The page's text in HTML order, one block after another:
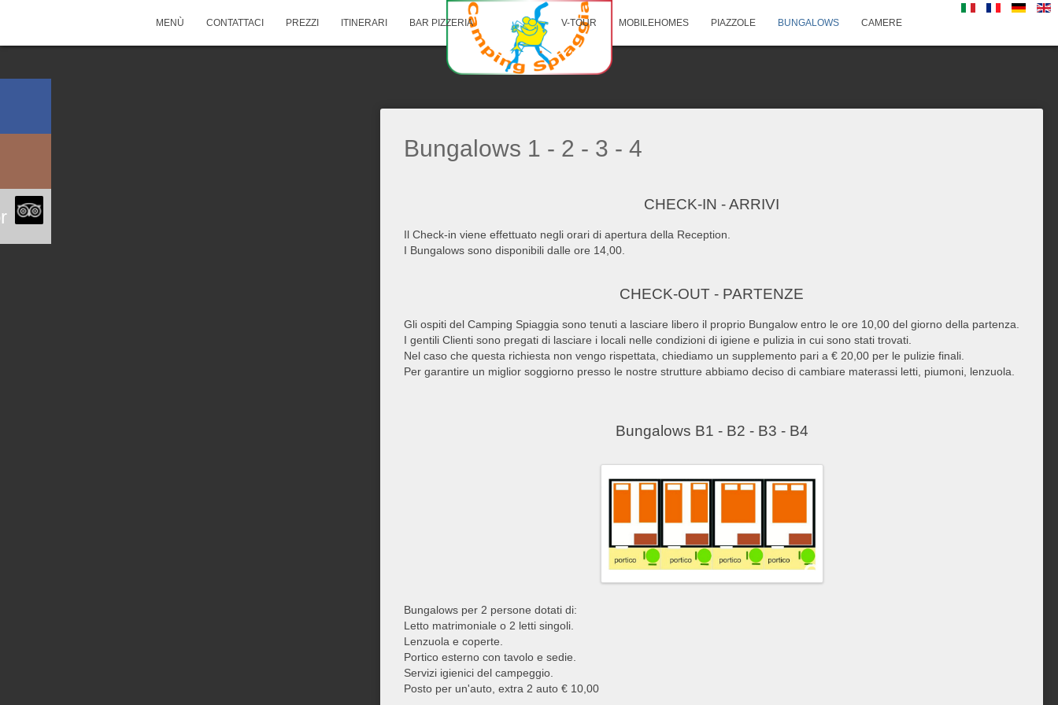
MENÙ CONTATTACI PREZZI ITINERARI BAR PIZZERIA V-TOUR MOBILEHOMES PIAZZOLE BUNGALOWS CAMERE
Bungalows 1 - 2 - 3 - 4
CHECK-IN - ARRIVI
Il Check-in viene effettuato negli orari di apertura della Reception.
I Bungalows sono disponibili dalle ore 14,00.
CHECK-OUT - PARTENZE
Gli ospiti del Camping Spiaggia sono tenuti a lasciare libero il proprio Bungalow entro le ore 10,00 del giorno della partenza.
I gentili Clienti sono pregati di lasciare i locali nelle condizioni di igiene e pulizia in cui sono stati trovati.
Nel caso che questa richiesta non vengo rispettata, chiediamo un supplemento pari a € 20,00 per le pulizie finali.
Per garantire un miglior soggiorno presso le nostre strutture abbiamo deciso di cambiare materassi letti, piumoni, lenzuola.
Bungalows B1 - B2 - B3 - B4
Bungalows per 2 persone dotati di:
Letto matrimoniale o 2 letti singoli.
Lenzuola e coperte.
Portico esterno con tavolo e sedie.
Servizi igienici del campeggio.
Posto per un'auto, extra 2 auto € 10,00